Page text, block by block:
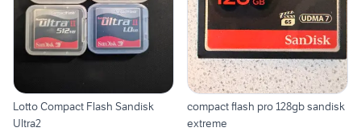
Lotto Compact Flash Sandisk
Ultra2
compact flash pro 128gb sandisk
extreme